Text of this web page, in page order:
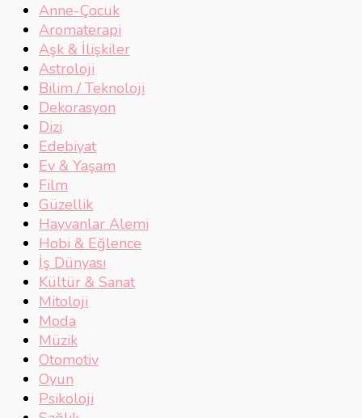
Anne-Çocuk
Aromaterapi
Aşk & İlişkiler
Astroloji
Bilim / Teknoloji
Dekorasyon
Dizi
Edebiyat
Ev & Yaşam
Film
Güzellik
Hayvanlar Alemi
Hobi & Eğlence
İş Dünyası
Kültür & Sanat
Mitoloji
Moda
Müzik
Otomotiv
Oyun
Psikoloji